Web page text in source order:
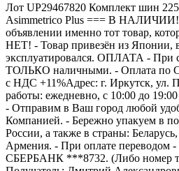
Лот UP29467820 Комплект шин
Asimmetrico Plus === B НАЛИЧИИ!
объявлении именно тот товар,
НЕТ! - Товар привезён из Японии,
эксплуатировался. ОПЛАТА - При
ТОЛЬКО наличными. - Оплата по
с НДС +11%Адрес: г. Иркутск, ул.
работы: ежедневно, с 10:00 до
- Отправим в Ваш город любой
Компанией. - Бережно упакуем в
России, а также в страны:
Армения. - При оплате переводом
СБЕРБАНК ***8732. (Либо номер